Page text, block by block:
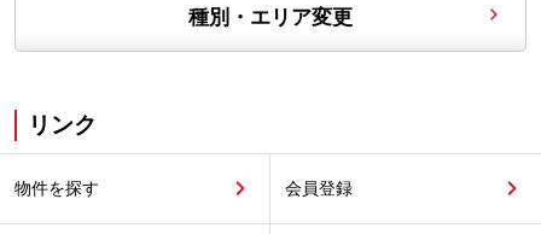
種別・エリア変更
リンク
物件を探す 会員登録